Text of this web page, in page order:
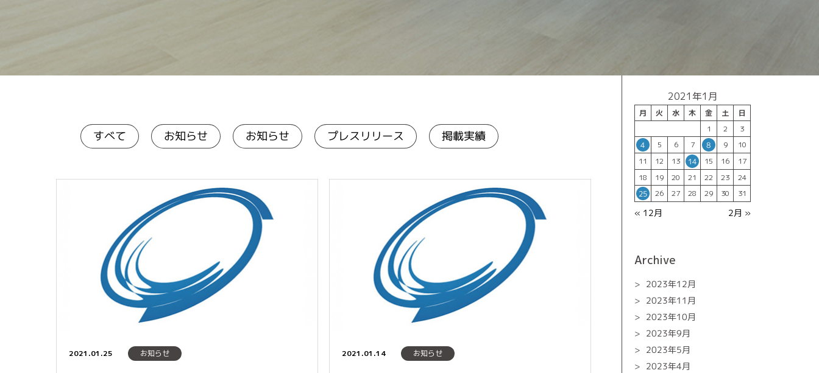
すべて お知らせ お知らせ プレスリリース 掲載実績
2021.01.25 お知らせ 2021.01.14 お知らせ
2021年1月
月 火 水 木 金 土
日
1
2 3
4 5 6 7 8 9
10
11
12 13 14 15 16
17
18
19 20 21 22 23 24
25 26 27 28 29 30 31
« 12月 2月 »
Archive
2023年12月
2023年11月
2023年10月
2023年9月
2023年5月
2023年4月